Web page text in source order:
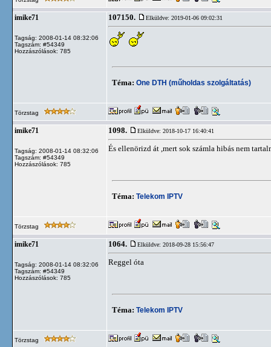
imike71
Tagság: 2008-01-14 08:32:06
Tagszám: #54349
Hozzászólások: 785
107150. Elküldve: 2019-01-06 09:02:31
Téma: One DTH (műholdas szolgáltatás)
Törzstag
imike71
Tagság: 2008-01-14 08:32:06
Tagszám: #54349
Hozzászólások: 785
1098. Elküldve: 2018-10-17 16:40:41
És ellenörizd át ,mert sok számla hibás nem
Téma: Telekom IPTV
Törzstag
imike71
Tagság: 2008-01-14 08:32:06
Tagszám: #54349
Hozzászólások: 785
1064. Elküldve: 2018-09-28 15:56:47
Reggel óta
Téma: Telekom IPTV
Törzstag